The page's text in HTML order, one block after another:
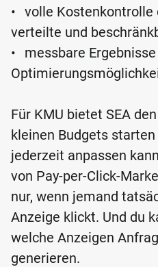
• volle Kostenkontrolle
verteilte und
•
messbare
Für KMU bietet SEA
kleinen Budgets
jederzeit anpassen
von Pay-per-Click-
nur, wenn jemand
Anzeige klickt. Und du
welche Anzeigen
generieren.